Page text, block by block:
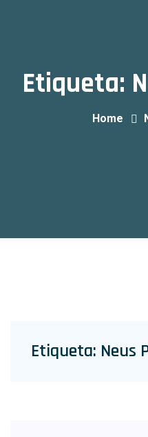
Etiqueta:
Home
Etiqueta: Neus